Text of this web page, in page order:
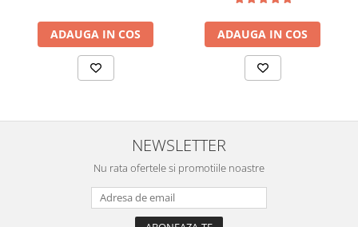
ADAUGA IN COS ADAUGA IN COS
NEWSLETTER
Nu rata ofertele si promotiile noastre